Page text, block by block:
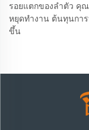
รอยแตกของลำตัว คุ
หยุดทำงาน ต้นทุนกา
ขึ้น